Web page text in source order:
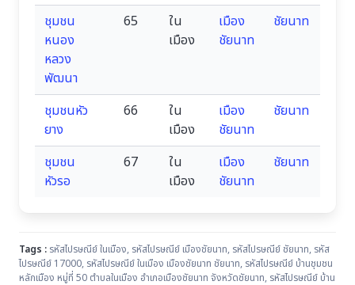
ชุมชน
หนอง
หลวง
พัฒนา
65
ใน
เมือง
เมือง
ชัยนาท
ชัยนาท
ชุมชนหัว
ยาง
66
ใน
เมือง
เมือง
ชัยนาท
ชัยนาท
ชุมชน
หัวรอ
67
ใน
เมือง
เมือง
ชัยนาท
ชัยนาท
Tags : รหัสไปรษณีย์ ในเมือง, รหัสไปรษณีย์ เมืองชัยนาท, รหัสไปรษณีย์ ชัยนาท, รหัส
ไปรษณีย์ 17000, รหัสไปรษณีย์ ในเมือง เมืองชัยนาท ชัยนาท, รหัสไปรษณีย์ บ้านชุมชน
หลักเมือง หมู่ที่ 50 ตำบลในเมือง อำเภอเมืองชัยนาท จังหวัดชัยนาท, รหัสไปรษณีย์ บ้าน